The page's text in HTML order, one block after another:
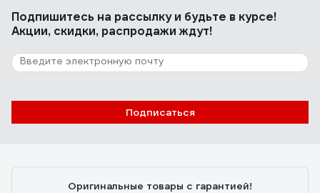
Подпишитесь на рассылкуи будьте в курсе!
Акции, скидки, распродажи ждут!
Подписаться
Оригинальные товары с гарантией!